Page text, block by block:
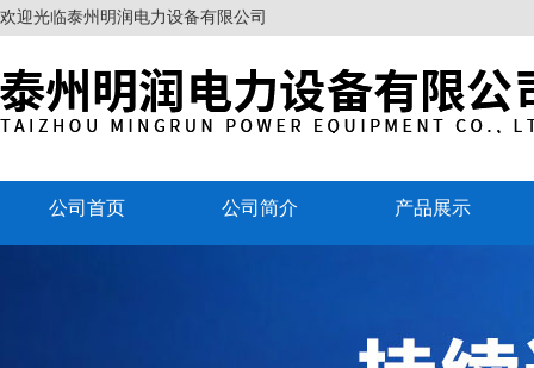
欢迎光临泰州明润电力设备有限公司
公司首页 公司简介 产品展示